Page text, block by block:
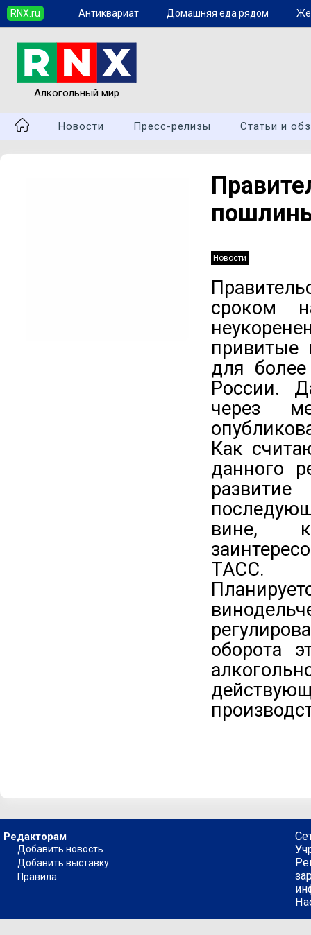
RNX.ru Антиквариат Домашняя еда рядом
Алкогольный мир
Новости Пресс-релизы Статьи и
Новости
сроком
привитые
для более
России.
через
Как
данного
вине,
ТАСС.
оборота
Редакторам
Добавить новость
Добавить выставку
Правила